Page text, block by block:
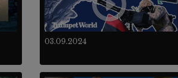
03.09.2024